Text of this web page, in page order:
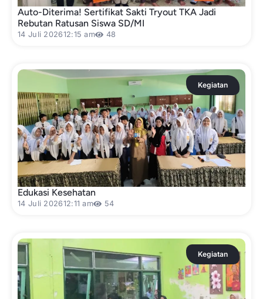
Auto-Diterima! Sertifikat Sakti Tryout TKA Jadi
Rebutan Ratusan Siswa SD/MI
14 Juli 202612:15 am 48
Kegiatan
Edukasi Kesehatan
14 Juli 202612:11 am 54
Kegiatan